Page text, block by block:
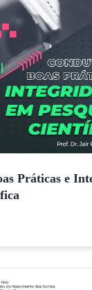
Práticas e